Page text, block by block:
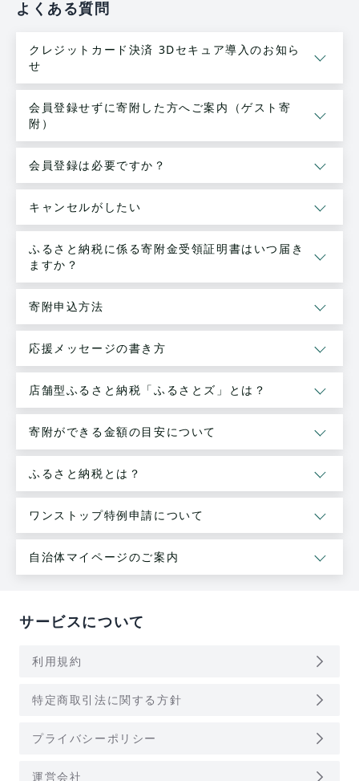
よくある質問
クレジットカード決済 3Dセキュア導入のお知ら
せ
会員登録せずに寄附した方へご案内（ゲスト寄
附）
会員登録は必要ですか？
キャンセルがしたい
ふるさと納税に係る寄附金受領証明書はいつ届き
ますか？
寄附申込方法
応援メッセージの書き方
店舗型ふるさと納税「ふるさとズ」とは？
寄附ができる金額の目安について
ふるさと納税とは？
ワンストップ特例申請について
自治体マイページのご案内
サービスについて
利用規約 arrow_forward_ios
特定商取引法に関する方針 arrow_forward_ios
プライバシーポリシー arrow_forward_ios
運営会社 arrow_forward_ios